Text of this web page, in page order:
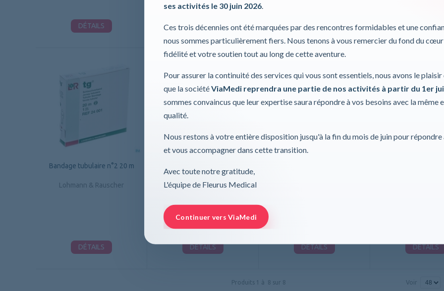
ses activités le 30 juin 2026
Ces trois décennies ont été marquées par des rencontres formidables et une
nous sommes particulièrement fiers. Nous tenons à vous remercier du fond du
fidélité et votre soutien tout au long de cette aventure.
Pour assurer la continuité des services qui vous sont essentiels, nous avons le
que la sociétéViaMedi reprendra une partie de nos activités à partir du 1er
sommes convaincus que leur expertise saura répondre à vos besoins avec la même
qualité.
Nous restons à votre entière disposition jusqu'à la fin du mois de juin pour répondre
et vous accompagner dans cette transition.
Avec toute notre gratitude,
L'équipe de Fleurus Medical
Continuer vers ViaMedi
DÉTAILS DÉTAILS DÉTAILS DÉTAILS
Bandage tubulaire n°2 20 m
Lohmann & Rauscher
DÉTAILS
Lohmann & Rauscher
DÉTAILS DÉTAILS DÉTAILS
Produits 1 à 8 sur 8 Voir